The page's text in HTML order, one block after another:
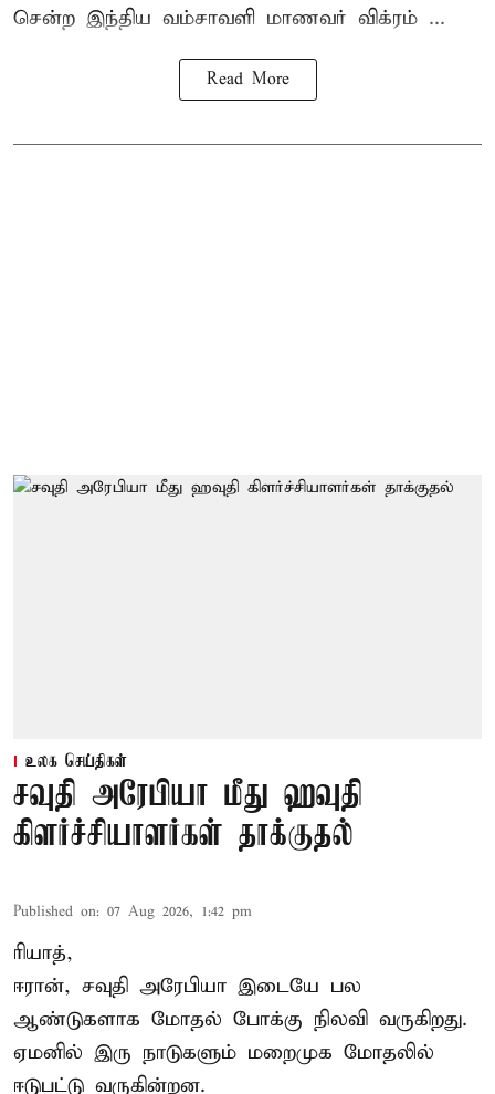
சென்ற இந்திய வம்சாவளி மாணவர் விக்ரம் ...
Read More
உலக செய்திகள்
சவுதி அரேபியா மீது ஹவுதி
கிளர்ச்சியாளர்கள் தாக்குதல்
Published on: 07 Aug 2026, 1:42 pm
ரியாத்,
ஈரான், சவுதி அரேபியா இடையே பல
ஆண்டுகளாக மோதல் போக்கு நிலவி வருகிறது.
ஏமனில் இரு நாடுகளும் மறைமுக மோதலில்
ஈடுபட்டு வருகின்றன.